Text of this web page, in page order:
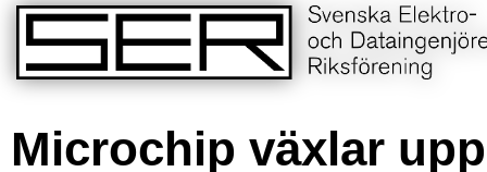
Microchip växlar upp